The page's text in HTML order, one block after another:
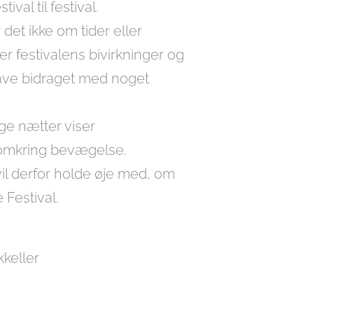
til festival.
ikke om tider eller
festivalens bivirkninger og
bidraget med noget
nætter viser
bevægelse.
derfor holde øje med, om
Festival.